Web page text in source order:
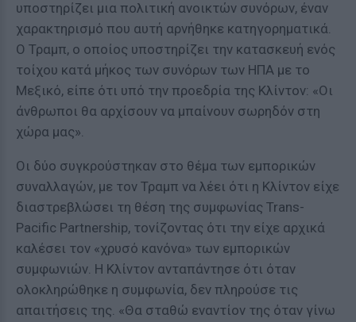
υποστηρίζει μια πολιτική ανοικτών συνόρων, έναν
χαρακτηρισμό που αυτή αρνήθηκε κατηγορηματικά.
Ο Τραμπ, ο οποίος υποστηρίζει την κατασκευή ενός
τοίχου κατά μήκος των συνόρων των ΗΠΑ με το
Μεξικό, είπε ότι υπό την προεδρία της Κλίντον: «Οι
άνθρωποι θα αρχίσουν να μπαίνουν σωρηδόν στη
χώρα μας».
Οι δύο συγκρούστηκαν στο θέμα των εμπορικών
συναλλαγών, με τον Τραμπ να λέει ότι η Κλίντον είχε
διαστρεβλώσει τη θέση της συμφωνίας Trans-
Pacific Partnership, τονίζοντας ότι την είχε αρχικά
καλέσει τον «χρυσό κανόνα» των εμπορικών
συμφωνιών. Η Κλίντον ανταπάντησε ότι όταν
ολοκληρώθηκε η συμφωνία, δεν πληρούσε τις
απαιτήσεις της. «Θα σταθώ εναντίον της όταν γίνω